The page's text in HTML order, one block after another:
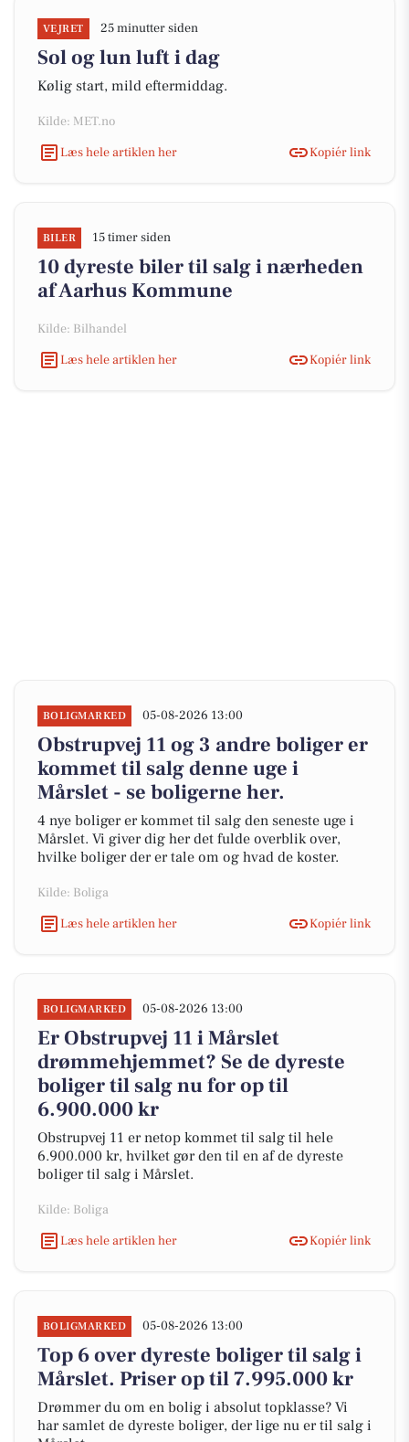
VEJRET 25 minutter siden
Sol og lun luft i dag
Kølig start, mild eftermiddag.
Kilde: MET.no
Læs hele artiklen her
Kopiér link
BILER 15 timer siden
10 dyreste biler til salg i nærheden
af Aarhus Kommune
Kilde: Bilhandel
Læs hele artiklen her
Kopiér link
BOLIGMARKED 05-08-2026 13:00
Obstrupvej 11 og 3 andre boliger er
kommet til salg denne uge i
Mårslet - se boligerne her.
4 nye boliger er kommet til salg den seneste uge i
Mårslet. Vi giver dig her det fulde overblik over,
hvilke boliger der er tale om og hvad de koster.
Kilde: Boliga
Læs hele artiklen her
Kopiér link
BOLIGMARKED 05-08-2026 13:00
Er Obstrupvej 11 i Mårslet
drømmehjemmet? Se de dyreste
boliger til salg nu for op til
6.900.000 kr
Obstrupvej 11 er netop kommet til salg til hele
6.900.000 kr, hvilket gør den til en af de dyreste
boliger til salg i Mårslet.
Kilde: Boliga
Læs hele artiklen her
Kopiér link
BOLIGMARKED 05-08-2026 13:00
Top 6 over dyreste boliger til salg i
Mårslet. Priser op til 7.995.000 kr
Drømmer du om en bolig i absolut topklasse? Vi
har samlet de dyreste boliger, der lige nu er til salg i